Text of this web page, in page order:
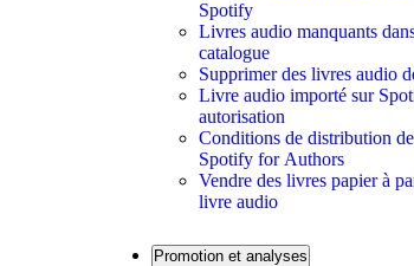
Spotify
Livres audio manquants
catalogue
Supprimer des livres audio
Livre audio importé sur
autorisation
Conditions de distribution de
Spotify for Authors
Vendre des livres papier à
livre audio
Promotion et analyses